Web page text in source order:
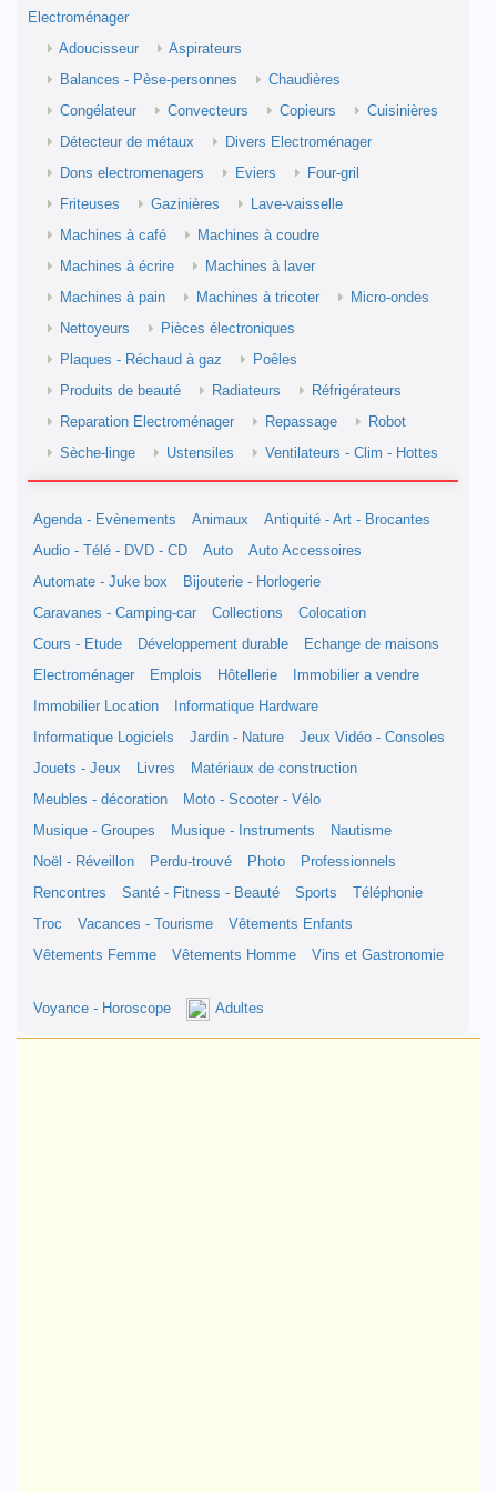
Electroménager
Adoucisseur
Aspirateurs
Balances - Pèse-personnes
Chaudières
Congélateur
Convecteurs Copieurs
Cuisinières
Détecteur de métaux
Divers Electroménager
Dons electromenagers
Eviers
Four-gril
Friteuses
Gazinières
Lave-vaisselle
Machines à café
Machines à coudre
Machines à écrire
Machines à laver
Machines à pain
Machines à tricoter
Micro-ondes
Nettoyeurs
Pièces électroniques
Plaques - Réchaud à gaz
Poêles
Produits de beauté
Radiateurs
Réfrigérateurs
Reparation Electroménager
Repassage
Robot
Sèche-linge
Ustensiles Ventilateurs - Clim - Hottes
Agenda - Evènements Animaux
Antiquité - Art - Brocantes
Audio - Télé - DVD - CD
Auto
Auto Accessoires
Automate - Juke box
Bijouterie - Horlogerie
Caravanes - Camping-car
Collections
Colocation
Cours - Etude
Développement durable
Echange de maisons
Electroménager
Emplois Hôtellerie
Immobilier a vendre
Immobilier Location
Informatique Hardware
Informatique Logiciels
Jardin - Nature
Jeux Vidéo - Consoles
Jouets - Jeux
Livres
Matériaux de construction
Meubles - décoration
Moto - Scooter - Vélo
Musique - Groupes
Musique - Instruments
Nautisme
Noël - Réveillon
Perdu-trouvé Photo
Professionnels
Rencontres
Santé - Fitness - Beauté Sports
Téléphonie
Troc
Vacances - Tourisme
Vêtements Enfants
Vêtements Femme
Vêtements Homme Vins et Gastronomie
Voyance - Horoscope Adultes